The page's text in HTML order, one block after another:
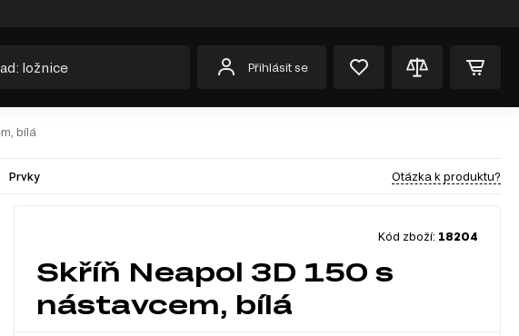
Přihlásit se
bílá
Prvky Otázka k produktu?
Kód zboží: 18204
Skříň Neapol 3D 150 s
nástavcem, bílá